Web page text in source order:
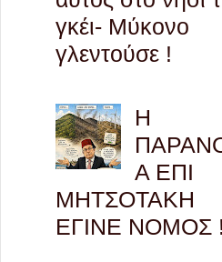
γκέι- Μύκονο
γλεντούσε !
Η
Α ΕΠΙ
ΜΗΤΣΟΤΑΚΗ
ΕΓΙΝΕ ΝΟΜΟΣ